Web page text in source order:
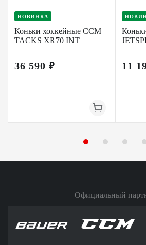
НОВИНКА
Коньки хоккейные CCM
TACKS XR70 INT
36 590 ₽ 11
Официальный